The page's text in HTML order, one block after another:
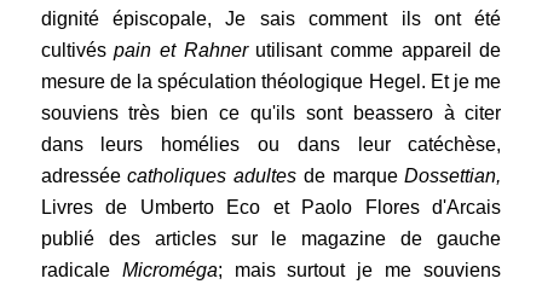
dignité épiscopale, Je sais comment ils ont été
cultivéspain et Rahnerutilisant comme appareil de
mesure de la spéculation théologique Hegel. Et je me
souviens très bien ce qu'ils sont beassero à citer
dans leurs homélies ou dans leur catéchèse,
adresséecatholiques adultes de marqueDossettian,
Livres de Umberto Eco et Paolo Flores d'Arcais
publié des articles sur le magazine de gauche
radicale Microméga; mais surtout je me souviens